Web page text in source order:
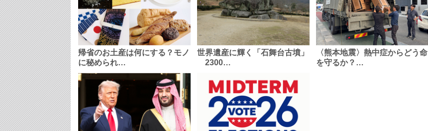
帰省のお土産は何にする？モノ
に秘められ…
世界遺産に輝く「石舞台古墳」
2300…
〈熊本地震〉熱中症からどう命
を守るか？…